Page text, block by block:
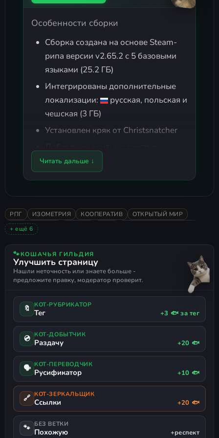
Особенности сборки
Сборка создана на основе Steam-
рипа версии v2.65.2 с 5 базовыми
языками (25.2 ГБ)
Интегрированы дополнительные
локализации:
русская, польская и
чешская (3 ГБ)
Установлен кряк от Christsnatcher
(Trimmed-версия, 3.3 ГБ)
Включён Generic Mode Enabler
создаётся на рабочем столе)
компоненты: дополнительные
озвучки (базовая озвучка -
интерфейса на английском,
текстуры, видео концерта Black
Guardian и бонусный контент
(саундтрек, артбук и другое)
Все оригинальные файлы
сохранены - ничего не удалено и не
изменено
Оптимизированное сжатие: размер
уменьшен с кумулятивных 33.1 ГБ
Читать дальше ↓
РПГ ИЗОМЕТРИЯ КООПЕРАТИВ
ОТКРЫТЫЙ МИР
МУЛЬТИПЛЕЕР
РУССКИЙ ЯЗЫК
+ ещё 6
🐾КОШАЧЬЯ ГИЛЬДИЯ
Улучшить страницу
Нашли неточность или знаете больше -
предложите правку, модератор проверит.
🔖 КОТ-РУБРИКАТОР
Тег +3 🐟 за тег
💿 КОТ-ДОБЫТЧИК
Раздачу +20 🐟
🗣 КОТ-ПЕРЕВОДЧИК
Русификатор +10 🐟
🔗 КОТ-ЗЕРКАЛЬЩИК
Ссылки +20 🐟
🐾 БЕЗ ВЕТКИ
Похожую +респект